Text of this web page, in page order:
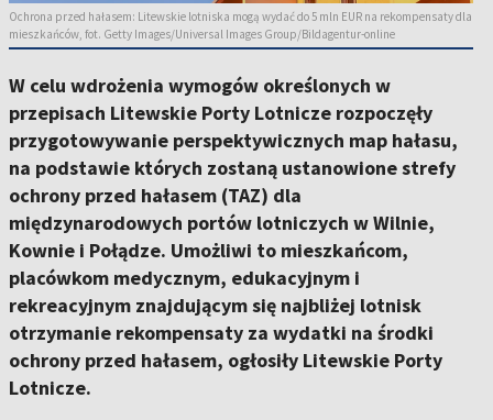
Ochrona przed hałasem: Litewskie lotniska mogą wydać do 5 mln EUR na rekompensaty dla
mieszkańców, fot. Getty Images/Universal Images Group/Bildagentur-online
W celu wdrożenia wymogów określonych w
przepisach Litewskie Porty Lotnicze rozpoczęły
przygotowywanie perspektywicznych map hałasu,
na podstawie których zostaną ustanowione strefy
ochrony przed hałasem (TAZ) dla
międzynarodowych portów lotniczych w Wilnie,
Kownie i Połądze. Umożliwi to mieszkańcom,
placówkom medycznym, edukacyjnym i
rekreacyjnym znajdującym się najbliżej lotnisk
otrzymanie rekompensaty za wydatki na środki
ochrony przed hałasem, ogłosiły Litewskie Porty
Lotnicze.